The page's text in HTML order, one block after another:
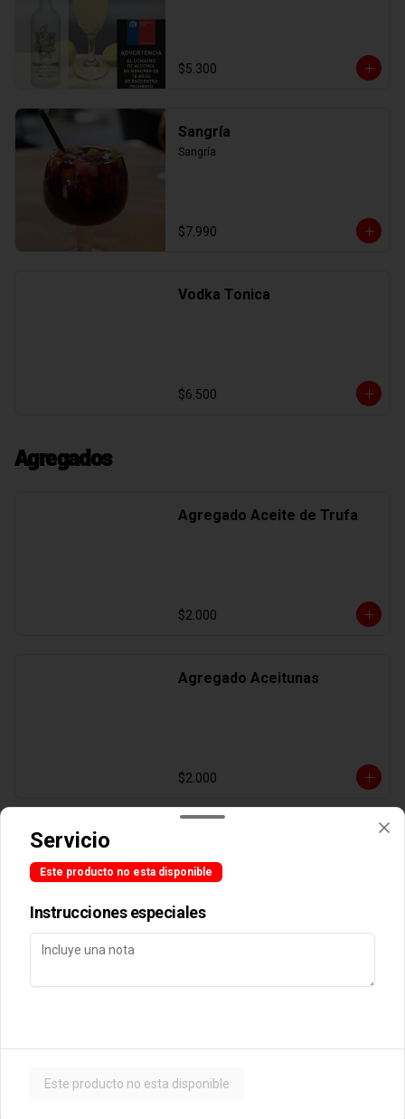
$5.300
Sangría
Sangría
$7.990
Vodka Tonica
$6.500
Agregados
Agregado Aceite de Trufa
$2.000
Agregado Aceitunas
$2.000
Servicio
Este producto no esta disponible
Instrucciones especiales
Este producto no esta disponible